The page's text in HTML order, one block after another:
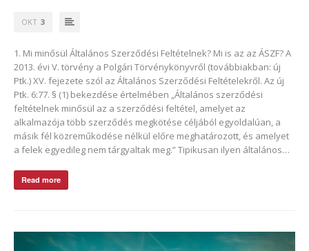
OKT 3
1. Mi minősül Általános Szerződési Feltételnek? Mi is az az ÁSZF? A
2013. évi V. törvény a Polgári Törvénykönyvről (továbbiakban: új
Ptk.) XV. fejezete szól az Általános Szerződési Feltételekről. Az új
Ptk. 6:77. § (1) bekezdése értelmében „Általános szerződési
feltételnek minősül az a szerződési feltétel, amelyet az
alkalmazója több szerződés megkötése céljából egyoldalúan, a
másik fél közreműködése nélkül előre meghatározott, és amelyet
a felek egyedileg nem tárgyaltak meg.” Tipikusan ilyen általános…
Read more